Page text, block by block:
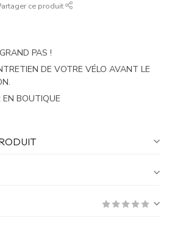
ce produit
PAS !
DE VOTRE VÉLO AVANT LE
BOUTIQUE